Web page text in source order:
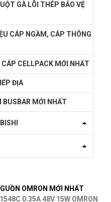
GÀ LÕI THÉP BẢO VỆ
CÁP NGẦM, CÁP THÔNG
CELLPACK MỚI NHẤT
ĐỊA
BUSBAR MỚI NHẤT
OMRON MỚI NHẤT
0.35A 48V 15W OMRON